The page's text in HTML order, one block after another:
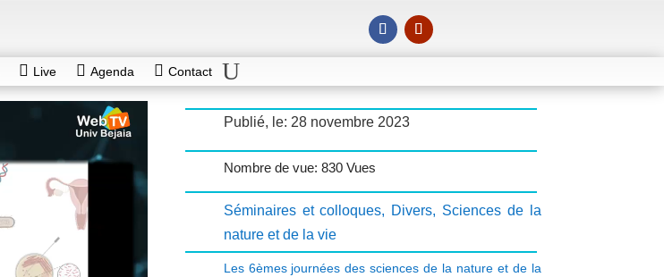
Live Agenda Contact
Publié, le: 28 novembre 2023
Nombre de vue: 830 Vues
Séminaires et colloques, Divers, Sciences de la
nature et de la vie
Les 6èmes journées des sciences de la nature et de la